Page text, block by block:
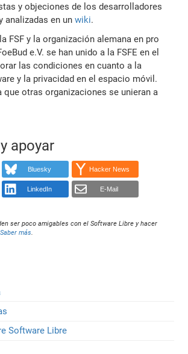
y objeciones de los desarrolladores
analizadas en unwiki.
FSF y la organización alemana en pro
e.V. se han unido a la FSFE en el
las condiciones en cuanto a la
y la privacidad en el espacio móvil.
que otras organizaciones se unieran a
apoyar
Bluesky Hacker News
LinkedIn E-Mail
ser poco amigables con el Software Libre y hacer
Saber más.
Software Libre